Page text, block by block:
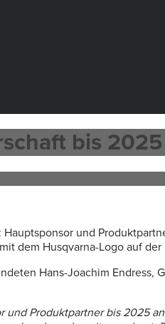
bis 2025
und
dem Husqvarna-Logo auf
Hans-Joachim Endress,
und Produktpartner bis